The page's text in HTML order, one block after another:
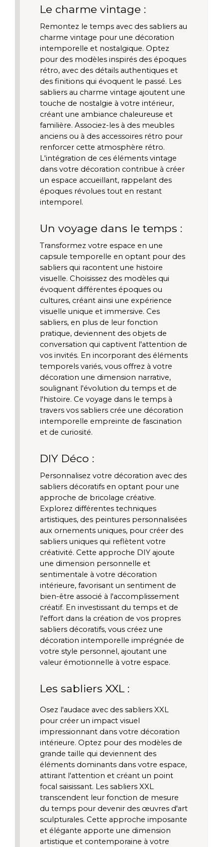
Le charme vintage :
Remontez le temps avec des sabliers au
charme vintage pour une décoration
intemporelle et nostalgique. Optez
pour des modèles inspirés des époques
rétro, avec des détails authentiques et
des finitions qui évoquent le passé. Les
sabliers au charme vintage ajoutent une
touche de nostalgie à votre intérieur,
créant une ambiance chaleureuse et
familière. Associez-les à des meubles
anciens ou à des accessoires rétro pour
renforcer cette atmosphère rétro.
L'intégration de ces éléments vintage
dans votre décoration contribue à créer
un espace accueillant, rappelant des
époques révolues tout en restant
intemporel.
Un voyage dans le temps :
Transformez votre espace en une
capsule temporelle en optant pour des
sabliers qui racontent une histoire
visuelle. Choisissez des modèles qui
évoquent différentes époques ou
cultures, créant ainsi une expérience
visuelle unique et immersive. Ces
sabliers, en plus de leur fonction
pratique, deviennent des objets de
conversation qui captivent l'attention de
vos invités. En incorporant des éléments
temporels variés, vous offrez à votre
décoration une dimension narrative,
soulignant l'évolution du temps et de
l'histoire. Ce voyage dans le temps à
travers vos sabliers crée une décoration
intemporelle empreinte de fascination
et de curiosité.
DIY Déco :
Personnalisez votre décoration avec des
sabliers décoratifs en optant pour une
approche de bricolage créative.
Explorez différentes techniques
artistiques, des peintures personnalisées
aux ornements uniques, pour créer des
sabliers uniques qui reflètent votre
créativité. Cette approche DIY ajoute
une dimension personnelle et
sentimentale à votre décoration
intérieure, favorisant un sentiment de
bien-être associé à l'accomplissement
créatif. En investissant du temps et de
l'effort dans la création de vos propres
sabliers décoratifs, vous créez une
décoration intemporelle imprégnée de
votre style personnel, ajoutant une
valeur émotionnelle à votre espace.
Les sabliers XXL :
Osez l'audace avec des sabliers XXL
pour créer un impact visuel
impressionnant dans votre décoration
intérieure. Optez pour des modèles de
grande taille qui deviennent des
éléments dominants dans votre espace,
attirant l'attention et créant un point
focal saisissant. Les sabliers XXL
transcendent leur fonction de mesure
du temps pour devenir des œuvres d'art
sculpturales. Cette approche imposante
et élégante apporte une dimension
artistique et contemporaine à votre